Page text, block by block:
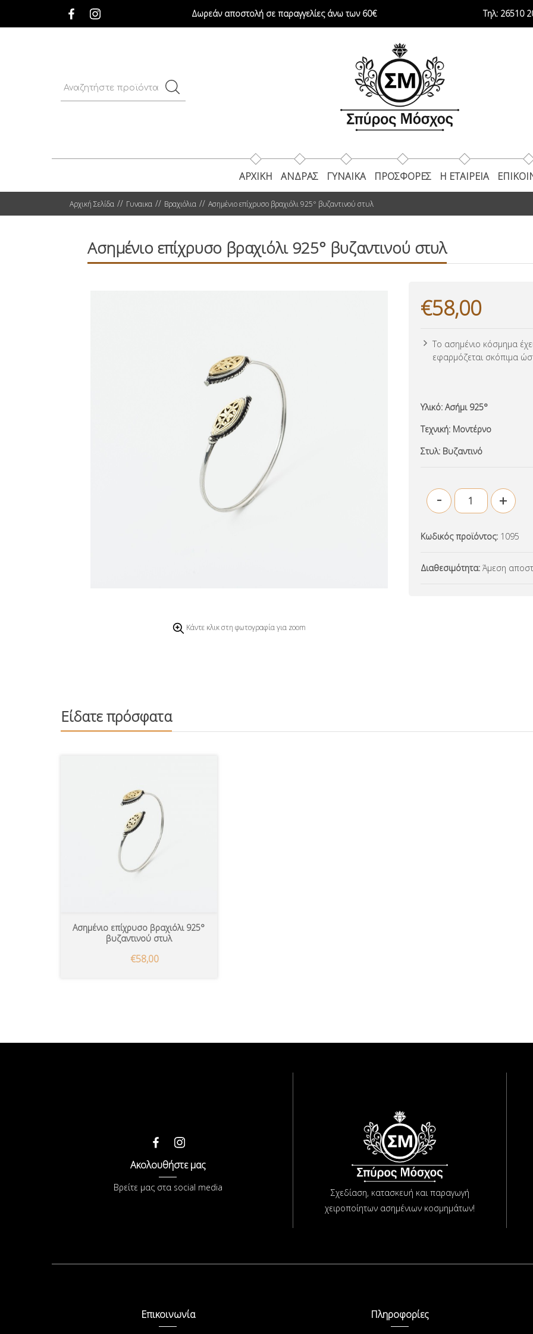
Δωρεάν αποστολή σε παραγγελίες άνω των 60€ Τηλ: 26510
ΑΡΧΙΚΗ ΑΝΔΡΑΣ ΓΥΝΑΙΚΑ ΠΡΟΣΦΟΡΕΣ Η ΕΤΑΙΡΕΊΑ
Αρχική Σελίδα Γυναικα Βραχιόλια Ασημένιο επίχρυσο βραχιόλι 925° βυζαντινού στυλ
Ασημένιο επίχρυσο βραχιόλι 925° βυζαντινού στυλ
Κάντε κλικ στη φωτογραφία για zoom
€58,00
Το ασημένιο κόσμημα
εφαρμόζεται σκόπιμα
Υλικό: Ασήμι 925°
Τεχνική: Μοντέρνο
Στυλ: Βυζαντινό
- +
Κωδικός προϊόντος: 1095
Διαθεσιμότητα: Άμεση
Είδατε πρόσφατα
Ασημένιο επίχρυσο βραχιόλι 925°
βυζαντινού στυλ
€58,00
Σχεδίαση, κατασκευή και παραγωγή
χειροποίητων ασημένιων κοσμημάτων!
Ακολουθήστε μας
Βρείτε μας στα social media
Επικοινωνία Πληροφορίες